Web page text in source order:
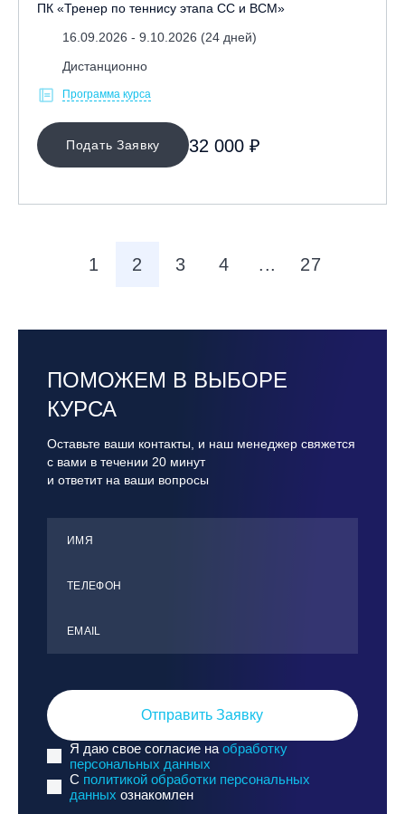
ПК «Тренер по теннису этапа СС и ВСМ»
16.09.2026 - 9.10.2026 (24 дней)
Дистанционно
Программа курса
Подать Заявку 32 000 ₽
1 2 3 4 ... 27
ПОМОЖЕМ В ВЫБОРЕ
КУРСА
Оставьте ваши контакты, и наш менеджер свяжется
с вами в течении 20 минут
и ответит на ваши вопросы
ИМЯ
ТЕЛЕФОН
ЕMАIL
Отправить Заявку
Я даю свое согласие на обработку
персональных данных
C политикой обработки персональных
данных ознакомлен